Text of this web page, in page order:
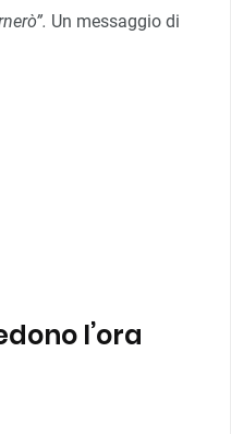
Un messaggio di
l’ora